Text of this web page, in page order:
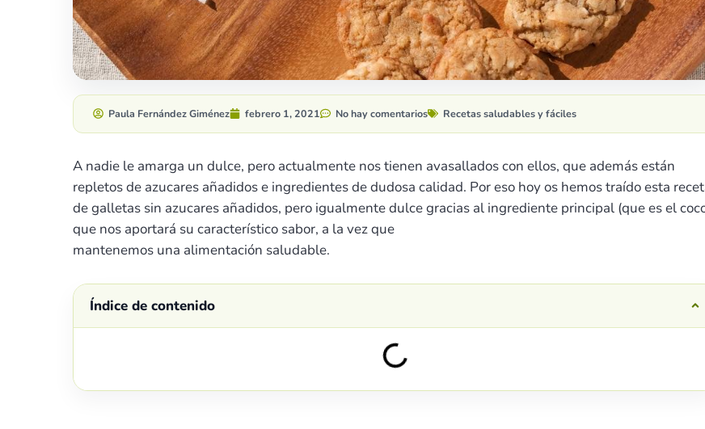
Paula Fernández Giménez febrero 1, 2021 No hay comentarios Recetas saludables y fáciles
A nadie le amarga un dulce, pero actualmente nos tienen avasallados con ellos, que además están
repletos de azucares añadidos e ingredientes de dudosa calidad. Por eso hoy os hemos traído esta
de galletas sin azucares añadidos, pero igualmente dulce gracias al ingrediente principal (que es el
que nos aportará su característico sabor, a la vez que
mantenemos una alimentación saludable.
Índice de contenido